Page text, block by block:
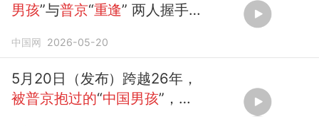
男孩”与普京“重逢” 两人握手问
中国网 2026-05-20
5月20日（发布）跨越26年，
被普京抱过的“中国男孩”，与